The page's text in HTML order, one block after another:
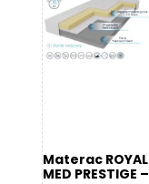
7
000 zł
Materac ROYAL
MED PRESTIGE –